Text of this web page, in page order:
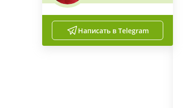
Написать в Telegram